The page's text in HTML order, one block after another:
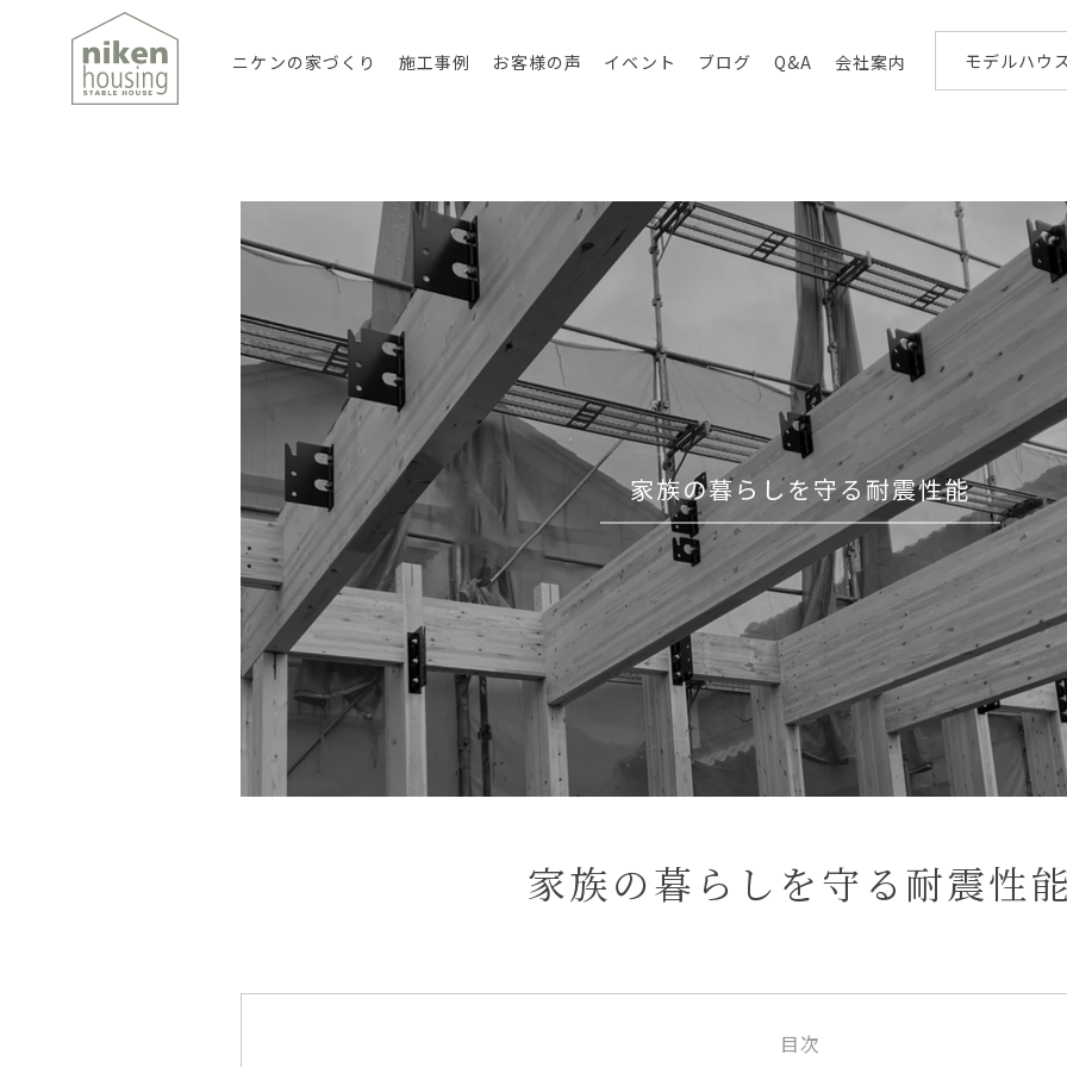
ニケンの家づくり 施工事例 お客様の声 イベント ブログ Q&A 会社案内 モデルハウ
家族の暮らしを守る耐震性能
家族の暮らしを守る耐震性
目次